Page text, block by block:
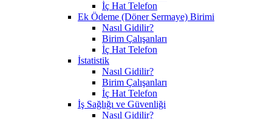
İç Hat Telefon
Ek Ödeme (Döner Sermaye) Birimi
Nasıl Gidilir?
Birim Çalışanları
İç Hat Telefon
İstatistik
Nasıl Gidilir?
Birim Çalışanları
İç Hat Telefon
İş Sağlığı ve Güvenliği
Nasıl Gidilir?